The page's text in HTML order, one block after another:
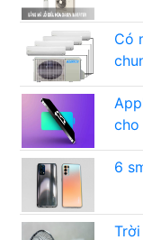
Có
cho
6